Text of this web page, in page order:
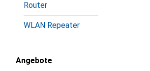
Router
WLAN Repeater
Angebote